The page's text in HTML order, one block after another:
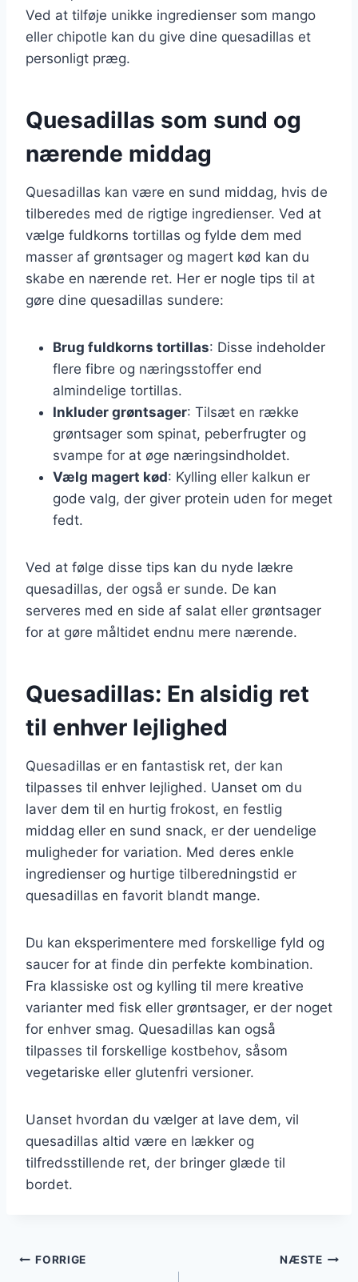
Ved at tilføje unikke ingredienser som mango
eller chipotle kan du give dine quesadillas et
personligt præg.
Quesadillas som sund og
nærende middag
Quesadillas kan være en sund middag, hvis de
tilberedes med de rigtige ingredienser. Ved at
vælge fuldkorns tortillas og fylde dem med
masser af grøntsager og magert kød kan du
skabe en nærende ret. Her er nogle tips til at
gøre dine quesadillas sundere:
Brug fuldkorns tortillas: Disse indeholder
flere fibre og næringsstoffer end
almindelige tortillas.
Inkluder grøntsager: Tilsæt en række
grøntsager som spinat, peberfrugter og
svampe for at øge næringsindholdet.
Vælg magert kød: Kylling eller kalkun er
gode valg, der giver protein uden for meget
fedt.
Ved at følge disse tips kan du nyde lækre
quesadillas, der også er sunde. De kan
serveres med en side af salat eller grøntsager
for at gøre måltidet endnu mere nærende.
Quesadillas: En alsidig ret
til enhver lejlighed
Quesadillas er en fantastisk ret, der kan
tilpasses til enhver lejlighed. Uanset om du
laver dem til en hurtig frokost, en festlig
middag eller en sund snack, er der uendelige
muligheder for variation. Med deres enkle
ingredienser og hurtige tilberedningstid er
quesadillas en favorit blandt mange.
Du kan eksperimentere med forskellige fyld og
saucer for at finde din perfekte kombination.
Fra klassiske ost og kylling til mere kreative
varianter med fisk eller grøntsager, er der noget
for enhver smag. Quesadillas kan også
tilpasses til forskellige kostbehov, såsom
vegetariske eller glutenfri versioner.
Uanset hvordan du vælger at lave dem, vil
quesadillas altid være en lækker og
tilfredsstillende ret, der bringer glæde til
bordet.
Indlægsnavigation
FORRIGE NÆSTE